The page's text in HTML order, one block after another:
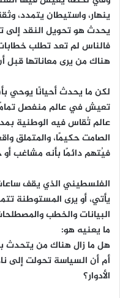
ينهار، واستيطان يتمدد،
يحدث هو تحويل النقد إلى
فالناس لم تعد تطلب
هناك من يرى معاناتها
لكن ما يحدث أحيانًا يوحي
تعيش في عالم منفصل
عالم تُقاس فيه الوطنية
الصامت حكيمًا، والمتملق
فيُتهم دائمًا بأنه مشاغب
الفلسطيني الذي يقف ساعات
يأتي، أو يرى المستوطنة
البيانات والخطب
ما يعنيه هو:
هل ما زال هناك من يتحدث
أم أن السياسة تحولت إلى
الأدوار؟